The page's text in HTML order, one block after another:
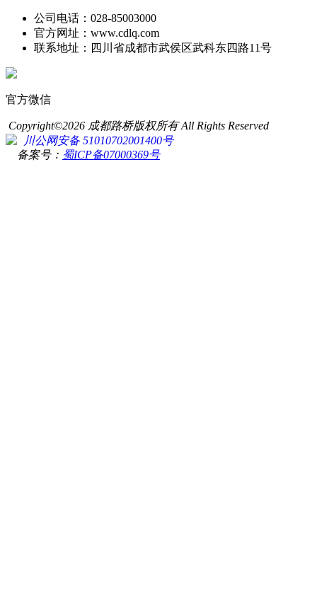
公司电话：028-85003000
官方网址：www.cdlq.com
联系地址：四川省成都市武侯区武科东四路11号
官方微信
Copyright©2026 成都路桥版权所有 All Rights Reserved
川公网安备 51010702001400号
备案号： 蜀ICP备07000369号